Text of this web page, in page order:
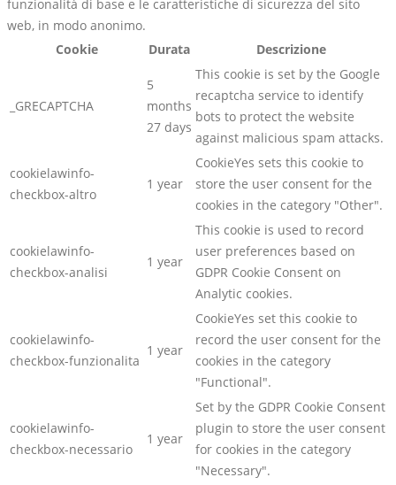
funzionalità di base e le caratteristiche di sicurezza del sito
web, in modo anonimo.
Cookie
Durata Descrizione
_GRECAPTCHA
5
months
27 days
This cookie is set by the Google
recaptcha service to identify
bots to protect the website
against malicious spam attacks.
cookielawinfo-
checkbox-altro
1 year
CookieYes sets this cookie to
store the user consent for the
cookies in the category "Other".
cookielawinfo-
checkbox-analisi
1 year
This cookie is used to record
user preferences based on
GDPR Cookie Consent on
Analytic cookies.
cookielawinfo-
checkbox-funzionalita
1 year
CookieYes set this cookie to
record the user consent for the
cookies in the category
"Functional".
cookielawinfo-
checkbox-necessario
1 year
Set by the GDPR Cookie Consent
plugin to store the user consent
for cookies in the category
"Necessary".